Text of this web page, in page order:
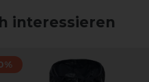
interessieren